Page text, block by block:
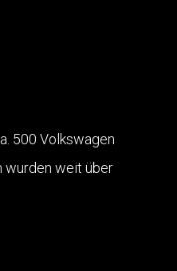
500 Volkswagen
wurden weit über